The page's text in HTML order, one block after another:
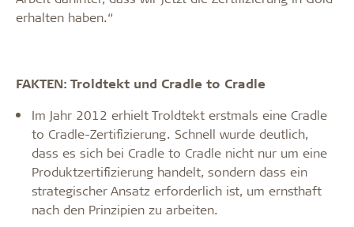
erhalten haben.“
FAKTEN: Troldtekt und Cradle to Cradle
Im Jahr 2012 erhielt Troldtekt erstmals eine Cradle
to Cradle-Zertifizierung. Schnell wurde deutlich,
dass es sich bei Cradle to Cradle nicht nur um eine
Produktzertifizierung handelt, sondern dass ein
strategischer Ansatz erforderlich ist, um ernsthaft
nach den Prinzipien zu arbeiten.